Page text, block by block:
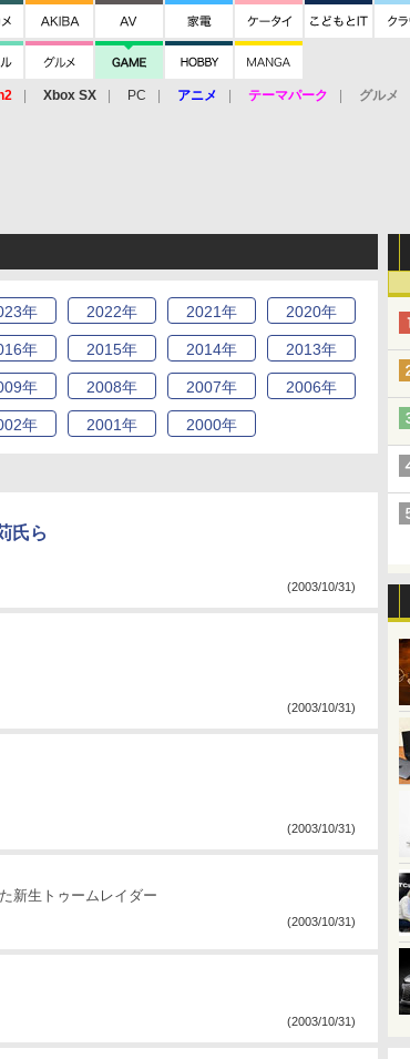
Xbox SX PC アニメ テーマパーク グルメ
年 2022年 2021年 2020年
年 2015年 2014年 2013年
年 2008年 2007年 2006年
年 2001年 2000年
氏ら
(2003/10/31)
(2003/10/31)
(2003/10/31)
新生トゥームレイダー
(2003/10/31)
(2003/10/31)